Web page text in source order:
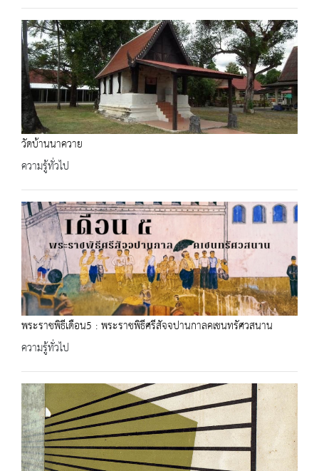
วัดบ้านนาควาย
ความรู้ทั่วไป
พระราชพิธีเดือน5 : พระราชพิธีศรีสัจจปานกาลคเชนทรัศวสนาน
ความรู้ทั่วไป